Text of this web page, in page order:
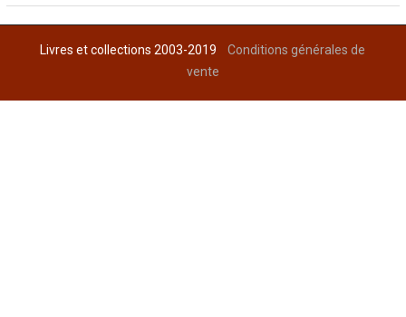
Livres et collections 2003-2019Conditions générales de
vente